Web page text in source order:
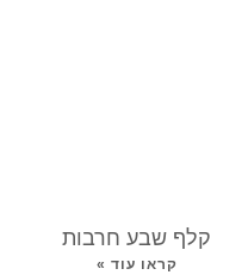
קלף שבע חרבות
קראו עוד »